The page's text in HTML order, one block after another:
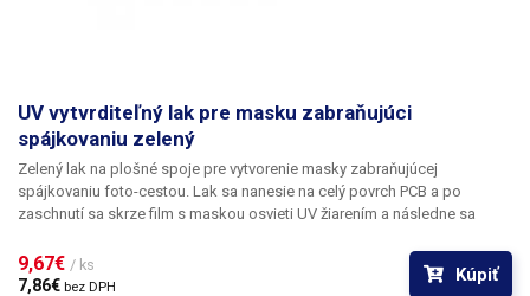
UV vytvrditeľný lak pre masku zabraňujúci
spájkovaniu zelený
Zelený lak na plošné spoje pre vytvorenie masky zabraňujúcej
spájkovaniu foto-cestou. Lak sa nanesie na celý povrch PCB a po
zaschnutí sa skrze film s maskou osvieti UV žiarením a následne sa
príprave filmov pre osvit je bez problémov možné užiť laserovú tlačiareň
a priehľadnú fóliu, na ktorú sa obraz masky vytlačí.
9,67€ / ks
7,86€ bez DPH
Kúpiť